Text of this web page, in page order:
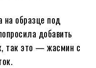
на образце под
добавить
так это — жасмин с